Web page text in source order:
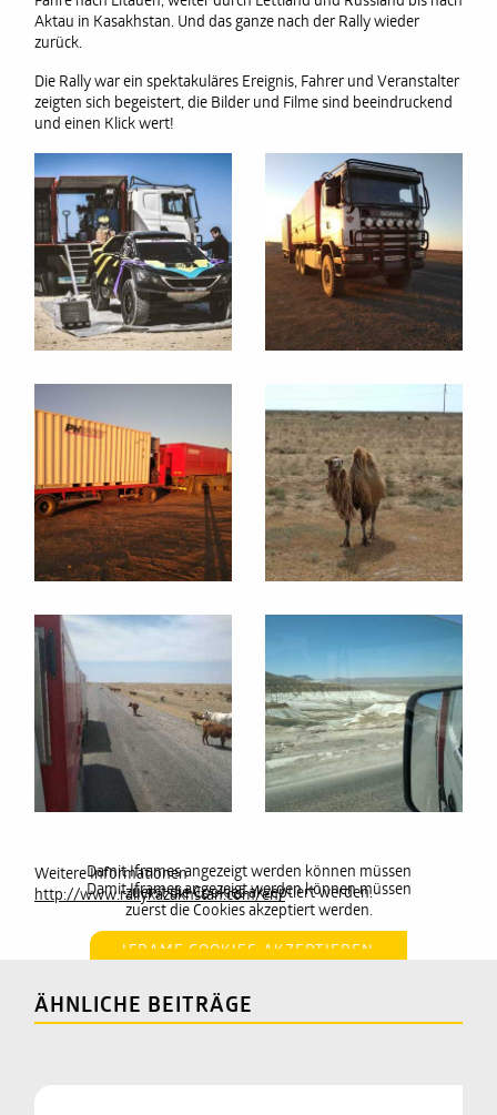
Aktau in Kasakhstan. Und das ganze nach der Rally wieder
zurück.
Die Rally war ein spektakuläres Ereignis, Fahrer und Veranstalter
zeigten sich begeistert, die Bilder und Filme sind beeindruckend
und einen Klick wert!
Damit Iframes angezeigt werden können müssen
zuerst die Cookies akzeptiert werden.
IFRAME COOKIES AKZEPTIEREN
ALLE COOKIES AKZEPTIEREN
Damit Iframes angezeigt werden können müssen
zuerst die Cookies akzeptiert werden.
ALLE COOKIES AKZEPTIEREN
Weitere Informationen
http://www.rallykazakhstan.com/en/
ÄHNLICHE BEITRÄGE